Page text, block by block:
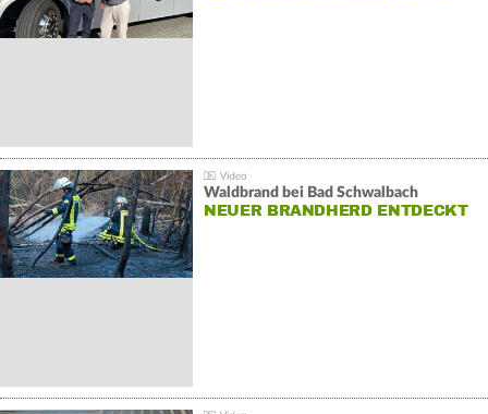
Waldbrand bei Bad Schwalbach
NEUER BRANDHERD ENTDECKT